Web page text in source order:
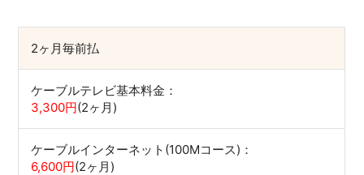
2ヶ月毎前払
ケーブルテレビ基本料金：
3,300円(2ヶ月)
ケーブルインターネット(100Mコース)：
6,600円(2ヶ月)